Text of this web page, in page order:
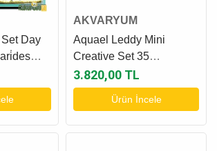
Day
Beyaz
AKVARYUM
Aquael Leddy Mini
Creative Set 35
Akvaryum Seti 19 L -
Beyaz
3.820,00 TL
Ürün İncele